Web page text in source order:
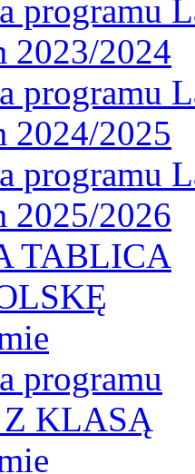
programu
2023/2024
programu
2024/2025
programu
2025/2026
TABLICA
programu
Z KLASĄ